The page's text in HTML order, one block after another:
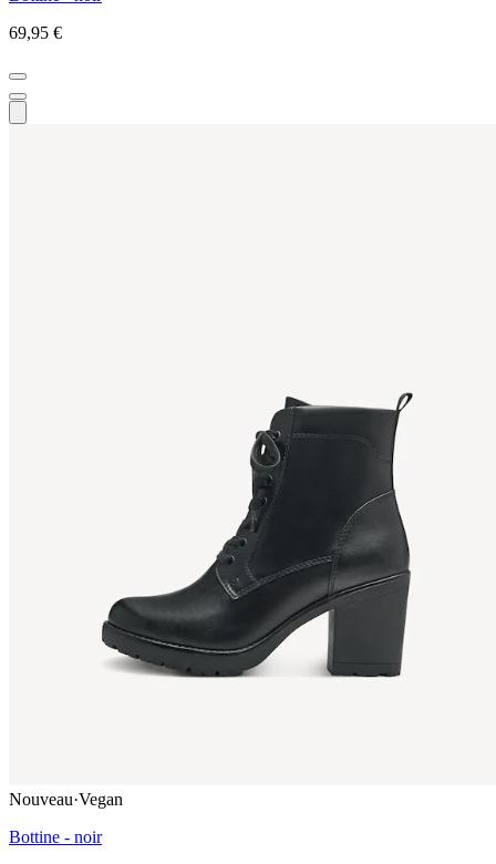
69,95 €
Nouveau·Vegan
Bottine - noir